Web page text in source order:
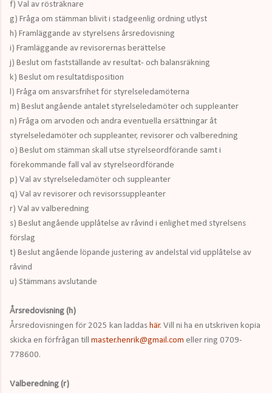
f) Val av rösträknare
g) Fråga om stämman blivit i stadgeenlig ordning utlyst
h) Framläggande av styrelsens årsredovisning
i) Framläggande av revisorernas berättelse
j) Beslut om fastställande av resultat- och balansräkning
k) Beslut om resultatdisposition
l) Fråga om ansvarsfrihet för styrelseledamöterna
m) Beslut angående antalet styrelseledamöter och suppleanter
n) Fråga om arvoden och andra eventuella ersättningar åt
styrelseledamöter och suppleanter, revisorer och valberedning
o) Beslut om stämman skall utse styrelseordförande samt i
förekommande fall val av styrelseordförande
p) Val av styrelseledamöter och suppleanter
q) Val av revisorer och revisorssuppleanter
r) Val av valberedning
s) Beslut angående upplåtelse av råvind i enlighet med styrelsens
förslag
t) Beslut angående löpande justering av andelstal vid upplåtelse av
råvind
u) Stämmans avslutande
Årsredovisning (h)
Årsredovisningen för 2025 kan laddas här. Vill ni ha en utskriven kopia
skicka en förfrågan till master.henrik@gmail.com eller ring 0709-
778600.
Valberedning (r)